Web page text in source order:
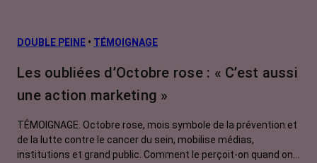
L’après cancer
Traitements
contre le cancer
DOUBLE PEINE • TÉMOIGNAGE
Les oubliées d’Octobre rose : « C’est aussi
une action marketing »
TÉMOIGNAGE. Octobre rose, mois symbole de la prévention et
de la lutte contre le cancer du sein, mobilise médias,
institutions et grand public. Comment le perçoit-on quand on